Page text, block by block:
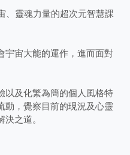
、靈魂力量的超次元智慧課
宇宙大能的運作，進而面對
以及化繁為簡的個人風格特
動，覺察目前的現況及心靈
決之道。